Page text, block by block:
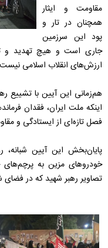
مقاومت و ایثار
همچنان در تار و
پود این سرزمین
جاری است و هیچ تهدید و
ارزش‌های انقلاب اسلامی
هم‌زمانی این آیین با تشییع
اینکه ملت ایران، فقدان
فصل تازه‌ای از ایستادگی و
پایان‌بخش این آیین شبانه،
خودروهای مزین به پرچم‌های
تصاویر رهبر شهید که در